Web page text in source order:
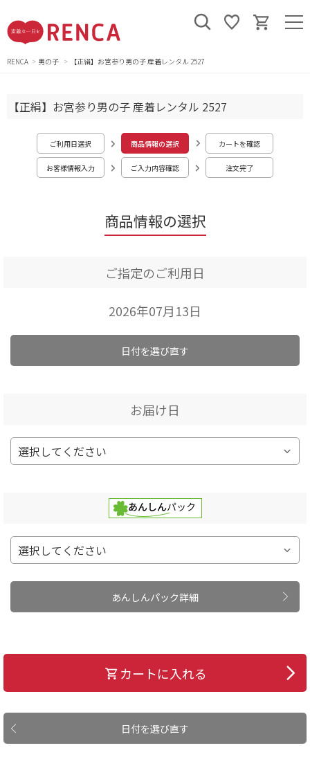
RENCA 男の子 【正絹】お宮参り男の子 産着レンタル 2527
商品情報の選択
【正絹】お宮参り男の子 産着レンタル 2527
ご利用日選択 商品情報の選択 カートを確認
お客様情報入力 ご入力内容確認 注文完了
ご指定のご利用日
2026年07月13日
日付を選び直す
お届け日
あんしんパック詳細
日付を選び直す
カートに入れる